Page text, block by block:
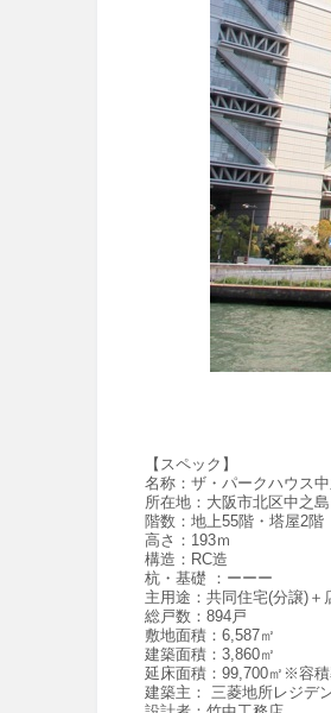
【スペック】
名称：ザ・パークハウス
所在地：大阪市北区中之
階数：地上55階・塔屋2階
高さ：193ｍ
構造：RC造
杭・基礎 ：ーーー
主用途：共同住宅(分譲)＋
総戸数：894戸
敷地面積：6,587㎡
建築面積：3,860㎡
延床面積：99,700㎡※容
建築主： 三菱地所レジデ